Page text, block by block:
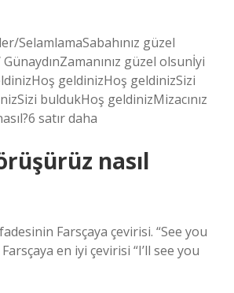
SelamlamaSabahınız güzel
güzel olsunİyi
geldinizHoş geldinizSizi
buldukHoş geldinizMizacınız
satır daha
nasıl
Farsçaya çevirisi. “See you
en iyi çevirisi “I’ll see you